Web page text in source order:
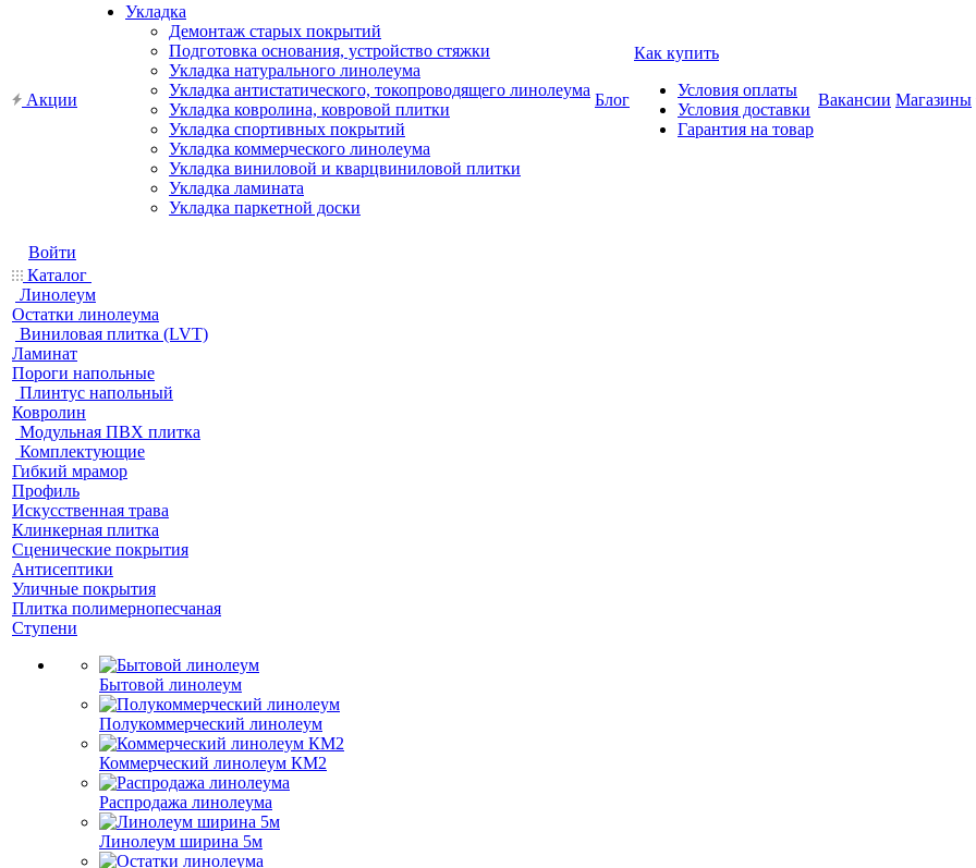
Акции
Укладка
Демонтаж старых покрытий
Подготовка основания, устройство стяжки
Укладка натурального линолеума
Укладка антистатического, токопроводящего линолеума
Укладка ковролина, ковровой плитки
Укладка спортивных покрытий
Укладка коммерческого линолеума
Укладка виниловой и кварцвиниловой плитки
Укладка ламината
Укладка паркетной доски
Блог
Как купить
Условия оплаты
Условия доставки
Гарантия на товар
Вакансии Магазины
Войти
Каталог
Линолеум
Остатки линолеума
Виниловая плитка (LVT)
Ламинат
Пороги напольные
Плинтус напольный
Ковролин
Модульная ПВХ плитка
Комплектующие
Гибкий мрамор
Профиль
Искусственная трава
Клинкерная плитка
Сценические покрытия
Антисептики
Уличные покрытия
Плитка полимернопесчаная
Ступени
Бытовой линолеум
Полукоммерческий линолеум
Коммерческий линолеум КМ2
Распродажа линолеума
Линолеум ширина 5м